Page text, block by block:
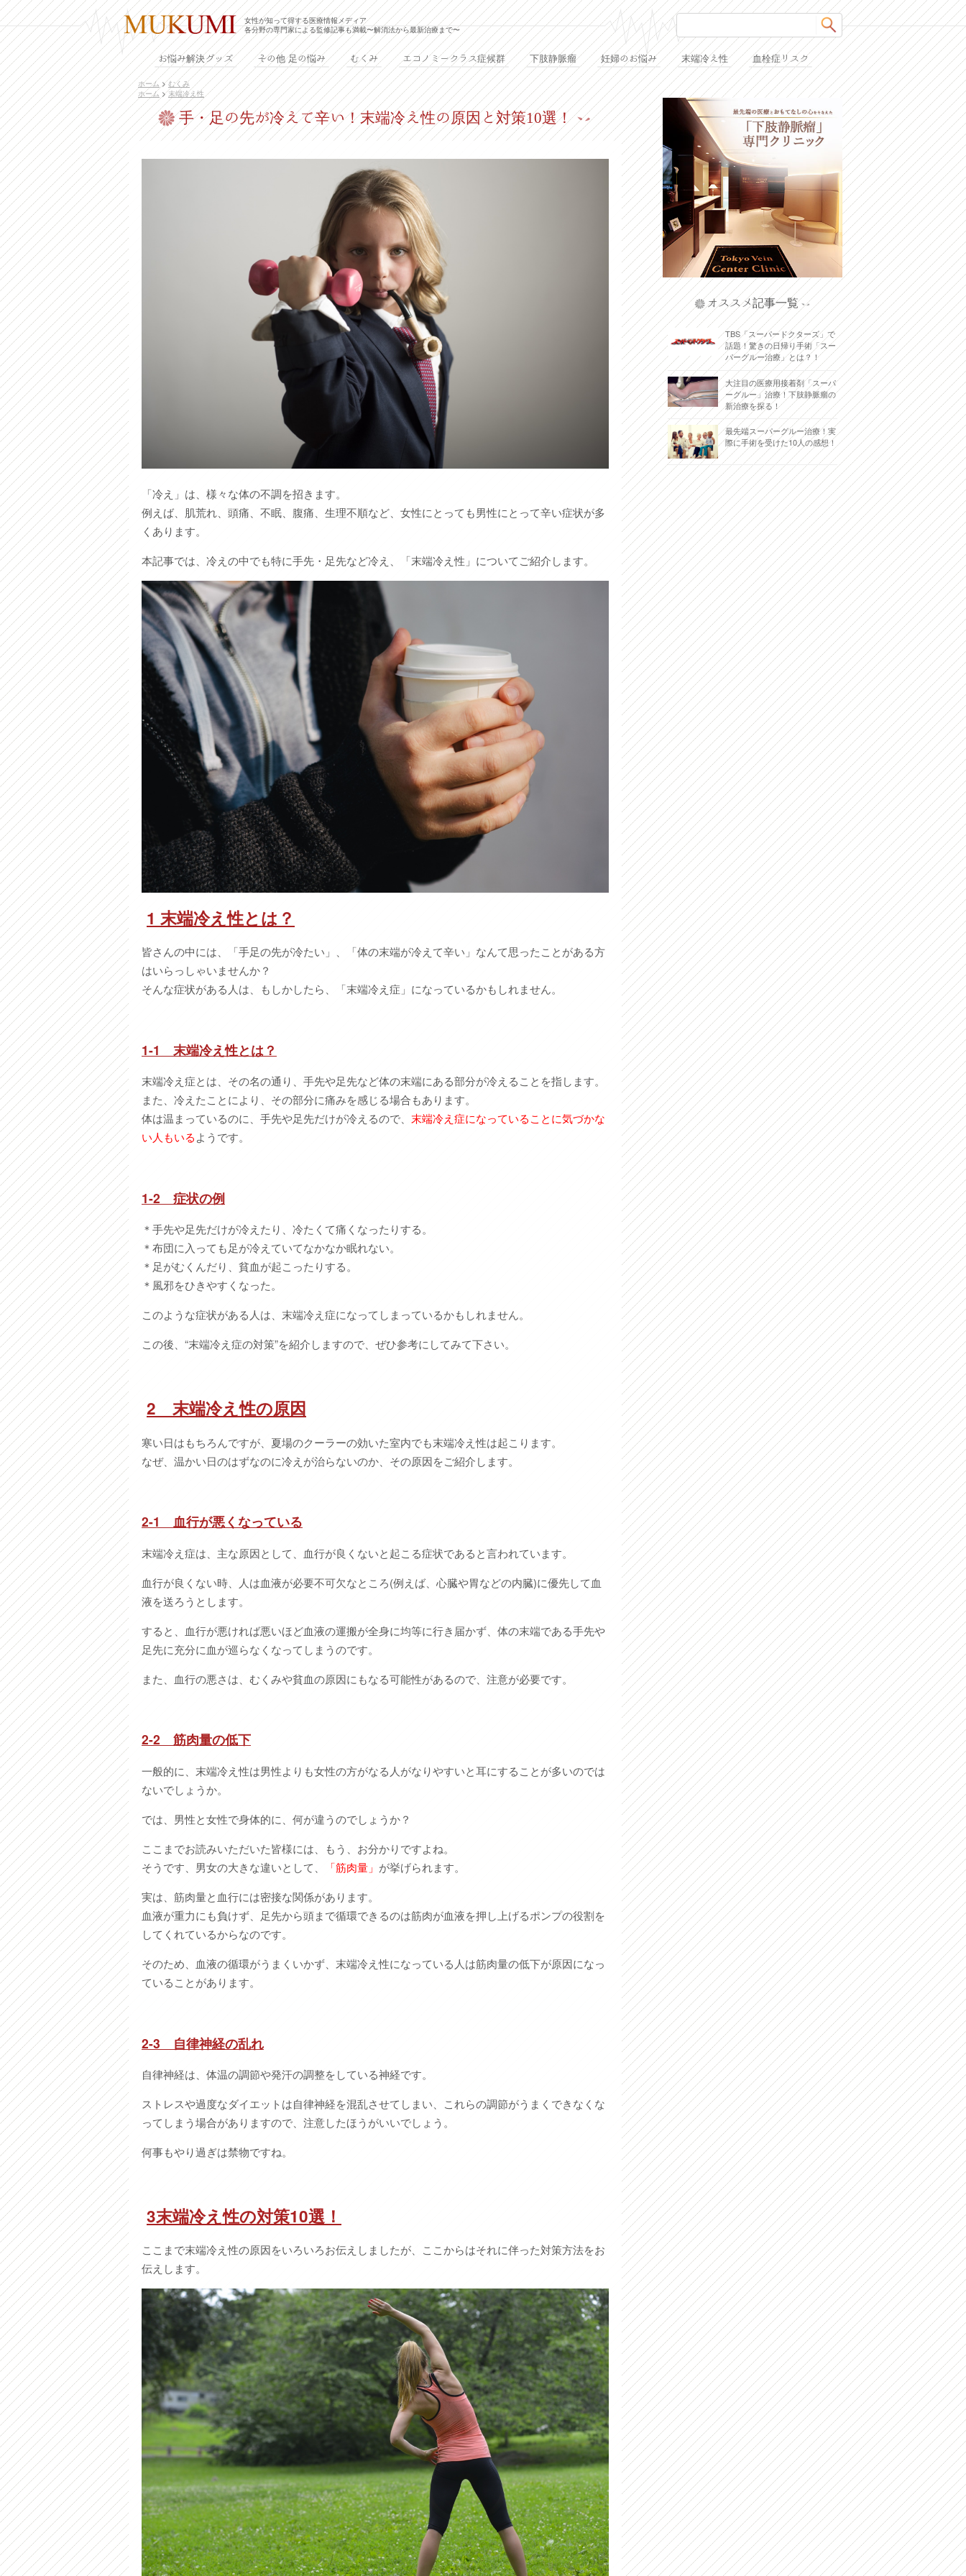
女性が知って得する医療情報メディア
各分野の専門家による監修記事も満載〜解消法から最新治療まで〜
お悩み解決グッズ その他 足の悩み むくみ エコノミークラス症候群 下肢静脈瘤 妊婦のお悩み 末端冷え性 血栓症リスク
ホーム >むくみ
ホーム >末端冷え性
手・足の先が冷えて辛い！末端冷え性の原因と対策10選！
「冷え」は、様々な体の不調を招きます。
例えば、肌荒れ、頭痛、不眠、腹痛、生理不順など、女性にとっても男性にとって辛い症状が多
くあります。
本記事では、冷えの中でも特に手先・足先など冷え、「末端冷え性」についてご紹介します。
1 末端冷え性とは？
皆さんの中には、「手足の先が冷たい」、「体の末端が冷えて辛い」なんて思ったことがある方
はいらっしゃいませんか？
そんな症状がある人は、もしかしたら、「末端冷え症」になっているかもしれません。
1-1 末端冷え性とは？
末端冷え症とは、その名の通り、手先や足先など体の末端にある部分が冷えることを指します。
また、冷えたことにより、その部分に痛みを感じる場合もあります。
体は温まっているのに、手先や足先だけが冷えるので、 末端冷え症になっていることに気づかな
い人もいるようです。
1-2 症状の例
＊手先や足先だけが冷えたり、冷たくて痛くなったりする。
＊布団に入っても足が冷えていてなかなか眠れない。
＊足がむくんだり、貧血が起こったりする。
＊風邪をひきやすくなった。
このような症状がある人は、末端冷え症になってしまっているかもしれません。
この後、“末端冷え症の対策”を紹介しますので、ぜひ参考にしてみて下さい。
2 末端冷え性の原因
寒い日はもちろんですが、夏場のクーラーの効いた室内でも末端冷え性は起こります。
なぜ、温かい日のはずなのに冷えが治らないのか、その原因をご紹介します。
2-1 血行が悪くなっている
末端冷え症は、主な原因として、血行が良くないと起こる症状であると言われています。
血行が良くない時、人は血液が必要不可欠なところ(例えば、心臓や胃などの内臓)に優先して血
液を送ろうとします。
すると、血行が悪ければ悪いほど血液の運搬が全身に均等に行き届かず、体の末端である手先や
足先に充分に血が巡らなくなってしまうのです。
また、血行の悪さは、むくみや貧血の原因にもなる可能性があるので、注意が必要です。
2-2 筋肉量の低下
一般的に、末端冷え性は男性よりも女性の方がなる人がなりやすいと耳にすることが多いのでは
ないでしょうか。
では、男性と女性で身体的に、何が違うのでしょうか？
ここまでお読みいただいた皆様には、もう、お分かりですよね。
そうです、男女の大きな違いとして、
「筋肉量」 が挙げられます。
実は、筋肉量と血行には密接な関係があります。
血液が重力にも負けず、足先から頭まで循環できるのは筋肉が血液を押し上げるポンプの役割を
してくれているからなのです。
そのため、血液の循環がうまくいかず、末端冷え性になっている人は筋肉量の低下が原因になっ
ていることがあります。
2-3 自律神経の乱れ
自律神経は、体温の調節や発汗の調整をしている神経です。
ストレスや過度なダイエットは自律神経を混乱させてしまい、これらの調節がうまくできなくな
ってしまう場合がありますので、注意したほうがいいでしょう。
何事もやり過ぎは禁物ですね。
3末端冷え性の対策10選！
ここまで末端冷え性の原因をいろいろお伝えしましたが、ここからはそれに伴った対策方法をお
伝えします。
オススメ記事一覧
TBS「スーパードクターズ」で
話題！驚きの日帰り手術「スー
パーグルー治療」とは？！
大注目の医療用接着剤「スーパ
ーグルー」治療！下肢静脈瘤の
新治療を探る！
最先端スーパーグルー治療！実
際に手術を受けた10人の感想！